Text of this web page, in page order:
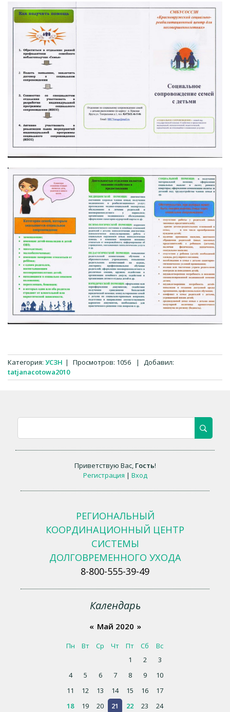
Категория: УСЗН | Просмотров: 1056 | Добавил:
tatjanacotowa2010
Приветствую Вас, Гость!
Регистрация | Вход
РЕГИОНАЛЬНЫЙ
КООРДИНАЦИОННЫЙ ЦЕНТР
СИСТЕМЫ
ДОЛГОВРЕМЕННОГО УХОДА
8-800-555-39-49
Календарь
« Май 2020 »
Пн Вт Ср Чт Пт Сб
Вс
1
2
3
4
5 6 7 8 9
10
11
12 13 14 15 16
17
18
19 20 21 22 23 24